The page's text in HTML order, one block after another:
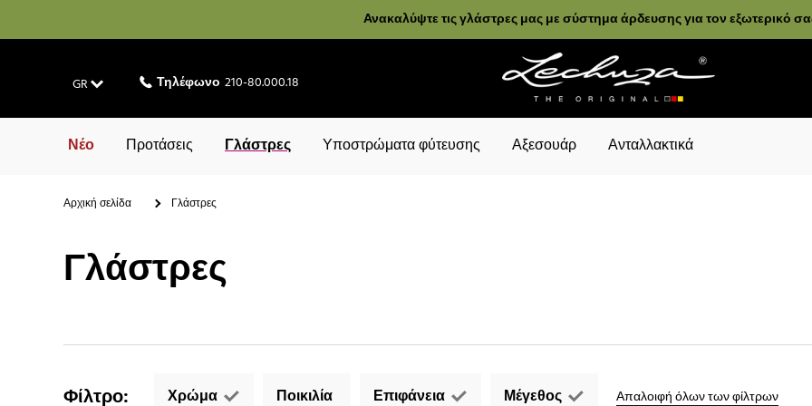
Ανακαλύψτε τις γλάστρες μας με σύστημα άρδευσης για τον εξωτερικό
GR Τηλέφωνο 210-80.000.18
Νέο Προτάσεις Γλάστρες Υποστρώματα φύτευσης Αξεσουάρ Ανταλλακτικά
Αρχική σελίδα Γλάστρες
Γλάστρες
Φίλτρο: Χρώμα Ποικιλία Επιφάνεια Μέγεθος Απαλοιφή όλων των φίλτρων